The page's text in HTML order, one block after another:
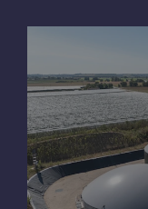
Nos
Nos
Transport